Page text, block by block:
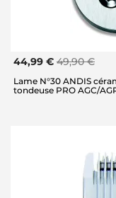
44,99 € 49,90 €
Lame N°30 ANDIS
tondeuse PRO AGC/